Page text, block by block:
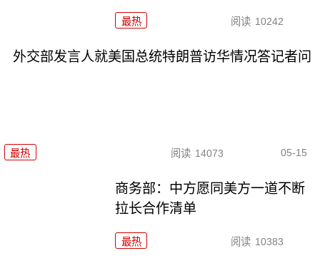
最热 阅读 10242
外交部发言人就美国总统特朗普访华情况答记者问
最热 阅读 14073 05-15
商务部：中方愿同美方一道不断
拉长合作清单
最热 阅读 10383